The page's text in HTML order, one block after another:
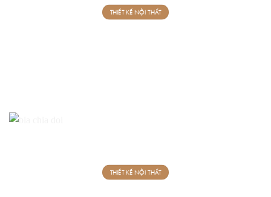
THIẾT KẾ NỘI THẤT
THIẾT KẾ NỘI THẤT